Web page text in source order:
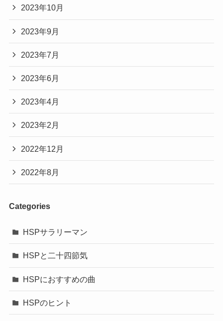
2023年10月
2023年9月
2023年7月
2023年6月
2023年4月
2023年2月
2022年12月
2022年8月
Categories
HSPサラリーマン
HSPと二十四節気
HSPにおすすめの曲
HSPのヒント